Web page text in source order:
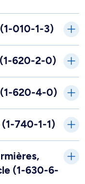
010-1-3)
620-2-0)
620-4-0)
740-1-1)
(1-630-6-